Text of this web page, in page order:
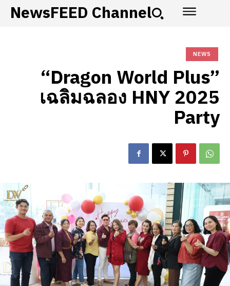
NewsFEED Channel
NEWS
“Dragon World Plus”
เฉลิมฉลอง HNY 2025
Party